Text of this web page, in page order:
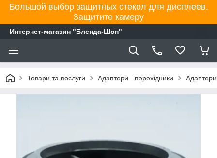
Большой выбор защитных стекол для дисплеев.
Защитите камеру
Интернет-магазин "Бленда-Шоп"
Товари та послуги Адаптери - перехідники